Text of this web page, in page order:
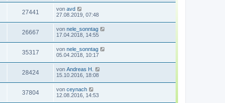
27441 von avd
27.08.2019, 07:48
26667 von nele_sonntag
17.04.2018, 14:55
35317 von nele_sonntag
05.04.2018, 10:17
28424 von Andreas H.
15.10.2016, 18:08
37804 von ceynach
12.08.2016, 14:53